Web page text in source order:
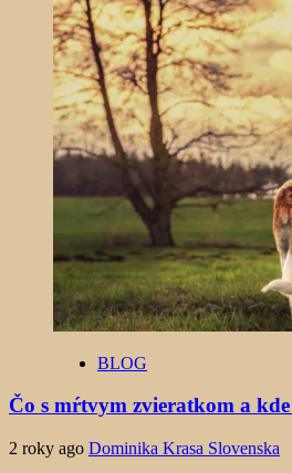
BLOG
Čo s mŕtvym zvieratkom a
2 roky ago Dominika Krasa Slovenska